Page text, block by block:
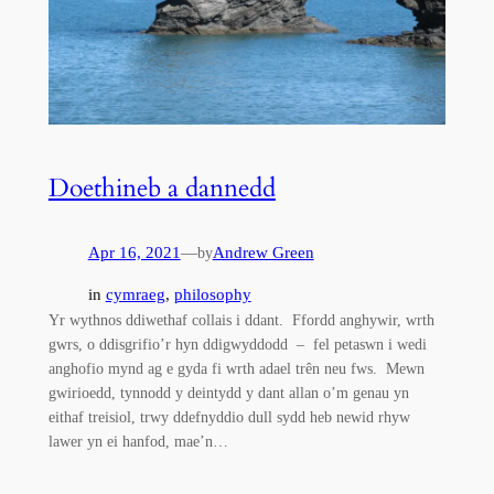
Doethineb a dannedd
Apr 16, 2021—byAndrew Green
in cymraeg, philosophy
Yr wythnos ddiwethaf collais i ddant. Ffordd anghywir, wrth
gwrs, o ddisgrifio’r hyn ddigwyddodd – fel petaswn i wedi
anghofio mynd ag e gyda fi wrth adael trên neu fws. Mewn
gwirioedd, tynnodd y deintydd y dant allan o’m genau yn
eithaf treisiol, trwy ddefnyddio dull sydd heb newid rhyw
lawer yn ei hanfod, mae’n…